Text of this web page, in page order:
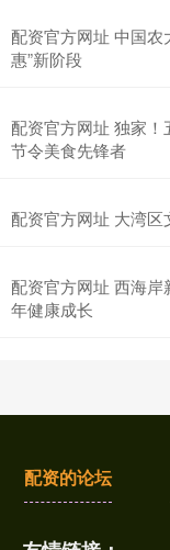
配资官方网址 中国农
惠”新阶段
配资官方网址 独家！
节令美食先锋者
配资官方网址 大湾
配资官方网址 西海
年健康成长
配资的论坛